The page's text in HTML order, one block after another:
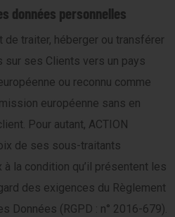
données personnelles
de traiter, héberger ou transférer
ses Clients vers un pays
ou reconnu comme
européenne sans en
Pour autant, ACTION
de ses sous-traitants
la condition qu’il présentent les
des exigences du Règlement
Données (RGPD : n° 2016-679).